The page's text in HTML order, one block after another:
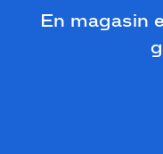
En magasin